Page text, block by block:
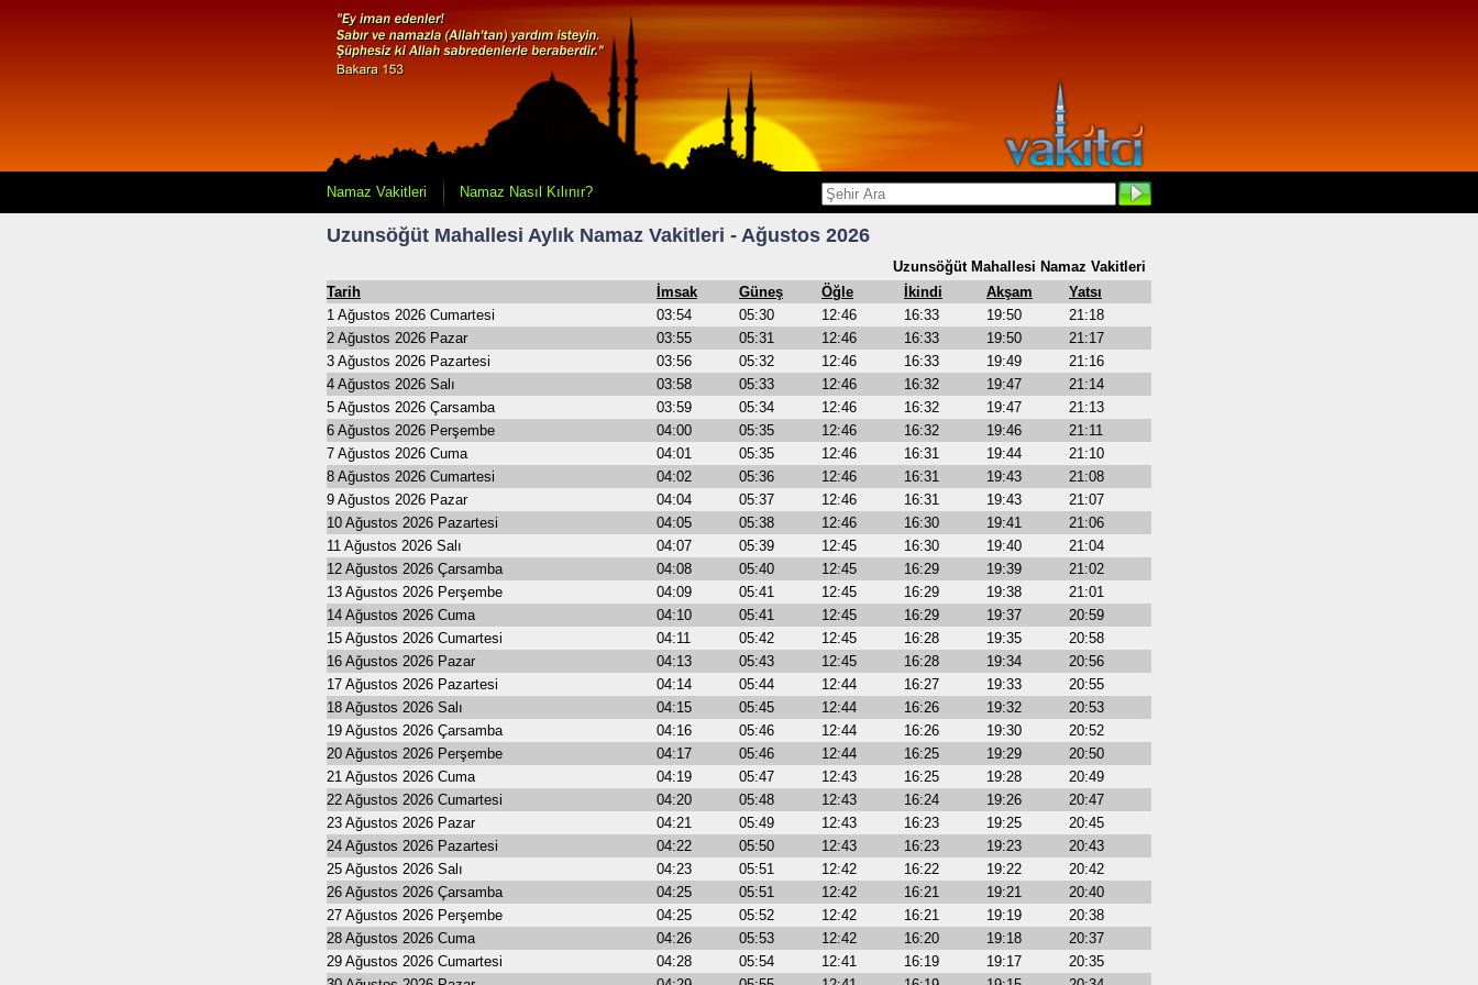
Namaz Vakitleri Namaz Nasıl Kılınır?
Uzunsöğüt Mahallesi Aylık Namaz Vakitleri - Ağustos 2026
Uzunsöğüt Mahallesi Namaz Vakitleri
Tarih
İmsak Güneş Öğle İkindi Akşam
Yatsı
1 Ağustos 2026 Cumartesi
03:54 05:30 12:46 16:33 19:50
21:18
2 Ağustos 2026 Pazar
03:55 05:31 12:46 16:33 19:50
21:17
3 Ağustos 2026 Pazartesi
03:56 05:32 12:46 16:33 19:49
21:16
4 Ağustos 2026 Salı
03:58 05:33 12:46 16:32 19:47
21:14
5 Ağustos 2026 Çarsamba
03:59 05:34 12:46 16:32 19:47
21:13
6 Ağustos 2026 Perşembe
04:00 05:35 12:46 16:32 19:46
21:11
7 Ağustos 2026 Cuma
04:01 05:35 12:46 16:31 19:44
21:10
8 Ağustos 2026 Cumartesi
04:02 05:36 12:46 16:31 19:43
21:08
9 Ağustos 2026 Pazar
04:04 05:37 12:46 16:31 19:43
21:07
10 Ağustos 2026 Pazartesi
04:05 05:38 12:46 16:30 19:41
21:06
11 Ağustos 2026 Salı
04:07 05:39 12:45 16:30 19:40
21:04
12 Ağustos 2026 Çarsamba
04:08 05:40 12:45 16:29 19:39
21:02
13 Ağustos 2026 Perşembe
04:09 05:41 12:45 16:29 19:38
21:01
14 Ağustos 2026 Cuma
04:10 05:41 12:45 16:29 19:37
20:59
15 Ağustos 2026 Cumartesi
04:11 05:42 12:45 16:28 19:35
20:58
16 Ağustos 2026 Pazar
04:13 05:43 12:45 16:28 19:34
20:56
17 Ağustos 2026 Pazartesi
04:14 05:44 12:44 16:27 19:33
20:55
18 Ağustos 2026 Salı
04:15 05:45 12:44 16:26 19:32
20:53
19 Ağustos 2026 Çarsamba
04:16 05:46 12:44 16:26 19:30
20:52
20 Ağustos 2026 Perşembe
04:17 05:46 12:44 16:25 19:29
20:50
21 Ağustos 2026 Cuma
04:19 05:47 12:43 16:25 19:28
20:49
22 Ağustos 2026 Cumartesi
04:20 05:48 12:43 16:24 19:26
20:47
23 Ağustos 2026 Pazar
04:21 05:49 12:43 16:23 19:25
20:45
24 Ağustos 2026 Pazartesi
04:22 05:50 12:43 16:23 19:23
20:43
25 Ağustos 2026 Salı
04:23 05:51 12:42 16:22 19:22
20:42
26 Ağustos 2026 Çarsamba
04:25 05:51 12:42 16:21 19:21
20:40
27 Ağustos 2026 Perşembe
04:25 05:52 12:42 16:21 19:19
20:38
28 Ağustos 2026 Cuma
04:26 05:53 12:42 16:20 19:18
20:37
29 Ağustos 2026 Cumartesi
04:28 05:54 12:41 16:19 19:17
20:35